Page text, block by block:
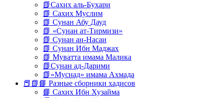
📗Сахих аль-Бухари
📗 Сахих Муслим
📗 Сунан Абу Дауд
📗 «Сунан ат-Тирмизи»
📗 Сунан ан-Насаи
📗 Сунан Ибн Маджах
📗 Муватта имама Малика
📗Сунан ад-Дарими
📗»Муснад» имама Ахмада
📕📗📘 Разные сборники хадисов
📘 Сахих Ибн Хузайма